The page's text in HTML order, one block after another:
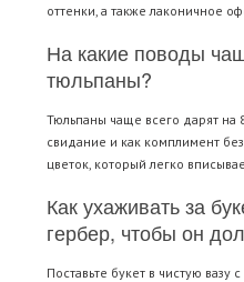
оттенки, а также лаконичное
На какие поводы
тюльпаны?
Тюльпаны чаще всего дарят на
свидание и как комплимент
цветок, который легко
Как ухаживать за
гербер, чтобы он
Поставьте букет в чистую